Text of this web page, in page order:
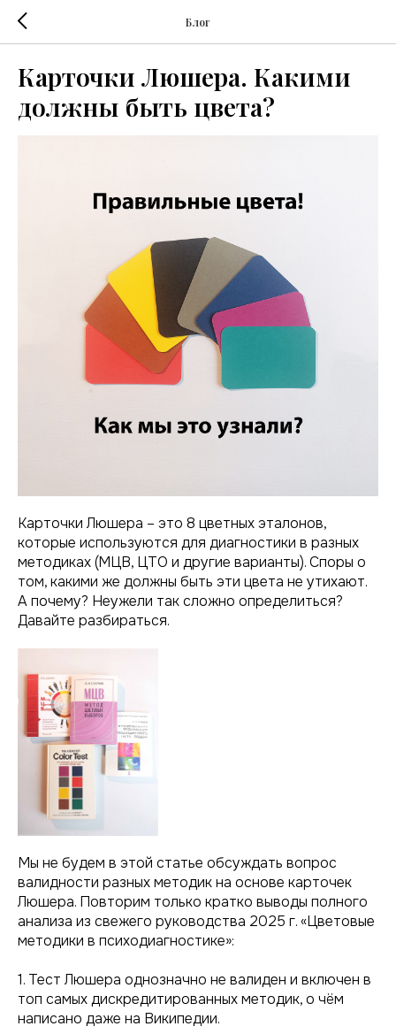
Блог
Карточки Люшера. Какими
должны быть цвета?
Карточки Люшера – это 8 цветных эталонов,
которые используются для диагностики в разных
методиках (МЦВ, ЦТО и другие варианты). Споры о
том, какими же должны быть эти цвета не утихают.
А почему? Неужели так сложно определиться?
Давайте разбираться.
Мы не будем в этой статье обсуждать вопрос
валидности разных методик на основе карточек
Люшера. Повторим только кратко выводы полного
анализа из свежего руководства 2025 г. «Цветовые
методики в психодиагностике»:
1. Тест Люшера однозначно не валиден и включен в
топ самых дискредитированных методик, о чём
написано даже на Википедии.